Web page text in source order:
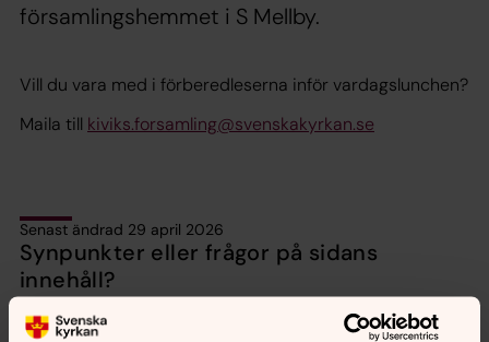
församlingshemmet i S Mellby.
Vill du vara med i förberedleserna inför vardagslunchen?
Maila till kiviks.forsamling@svenskakyrkan.se
Senast ändrad 29 april 2026
Synpunkter eller frågor på sidans
innehåll?
kiviks.forsamling@svenskakyrkan.se